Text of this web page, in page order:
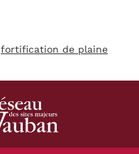
fortification de plaine